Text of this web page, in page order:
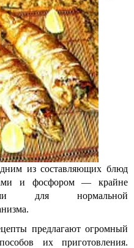
из составляющих блюд
и фосфором — крайне
для нормальной
предлагают огромный
их приготовления.